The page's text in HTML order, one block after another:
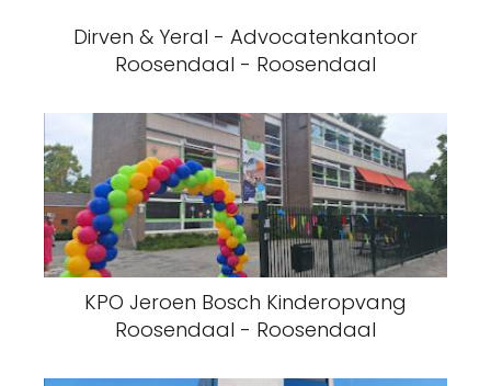
Dirven & Yeral - Advocatenkantoor
Roosendaal - Roosendaal
KPO Jeroen Bosch Kinderopvang
Roosendaal - Roosendaal